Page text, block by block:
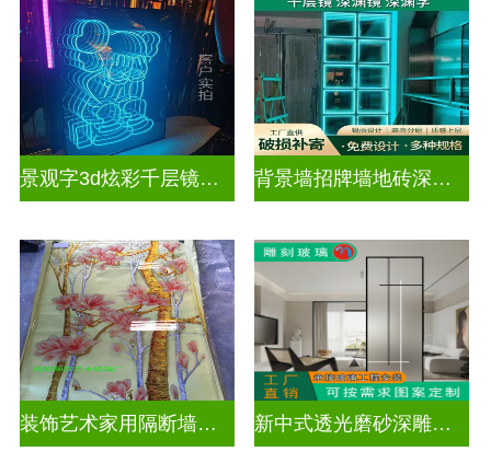
景观字3d炫彩千层镜深渊镜 背景墙招牌墙地砖深渊镜千层镜
装饰艺术家用隔断墙深雕玻璃 新中式透光磨砂深雕玻璃